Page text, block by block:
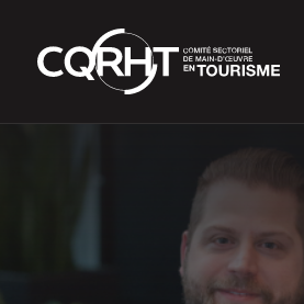
Connaissances
Informations sur le marché du
Tableaux de bord de l’industrie